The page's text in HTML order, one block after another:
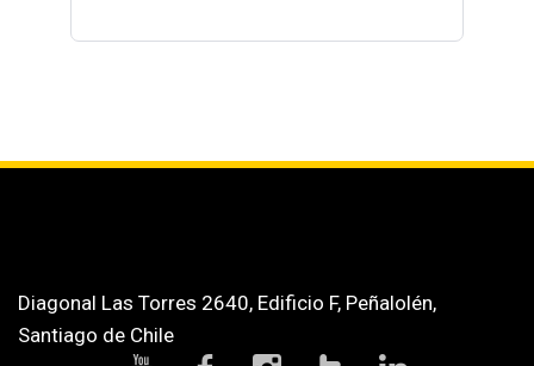
Diagonal Las Torres 2640, Edificio F, Peñalolén,
Santiago de Chile